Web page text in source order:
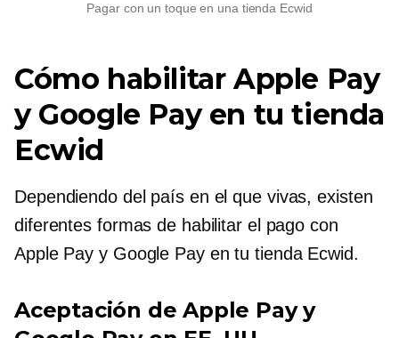
Pagar con un toque en una tienda Ecwid
Cómo habilitar Apple Pay
y Google Pay en tu tienda
Ecwid
Dependiendo del país en el que vivas, existen
diferentes formas de habilitar el pago con
Apple Pay y Google Pay en tu tienda Ecwid.
Aceptación de Apple Pay y